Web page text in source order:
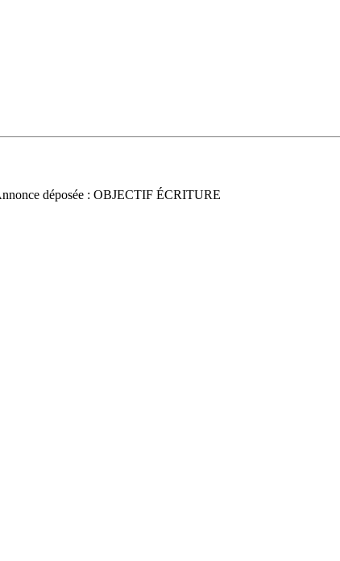
déposée : OBJECTIF ÉCRITURE